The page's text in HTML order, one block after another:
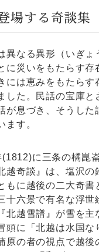
場する奇談集
なる異形（いぎょ
に災いをもたらす存
には恵みをもたらす
した。民話の宝庫と
が息づき、そうした
ます。
に三条の橘崑
越奇談』は、塩沢の
もに越後の二大奇
十六景で有名な浮世
北越雪譜』が雪を主
頭に「北越は水国な
原の者の視点で越後